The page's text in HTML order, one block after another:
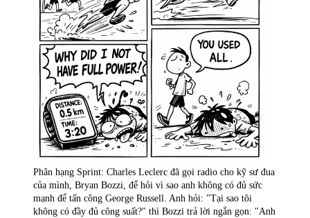
Phân hạng Sprint: Charles Leclerc đã gọi radio cho kỹ sư đua
của mình, Bryan Bozzi, để hỏi vì sao anh không có đủ sức
mạnh để tấn công George Russell. Anh hỏi: "Tại sao tôi
không có đầy đủ công suất?" thì Bozzi trả lời ngắn gọn: "Anh